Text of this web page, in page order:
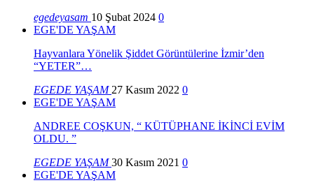
egedeyasam 10 Şubat 2024 0
EGE'DE YAŞAM
Hayvanlara Yönelik Şiddet Görüntülerine İzmir’den
“YETER”…
EGEDE YAŞAM 27 Kasım 2022 0
EGE'DE YAŞAM
ANDREE COŞKUN, “ KÜTÜPHANE İKİNCİ EVİM
OLDU. ”
EGEDE YAŞAM30 Kasım 2021 0
EGE'DE YAŞAM